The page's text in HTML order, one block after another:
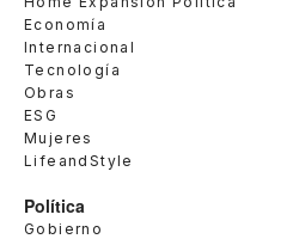
Economía
Internacional
Tecnología
Obras
ESG
Mujeres
LifeandStyle
Política
Gobierno